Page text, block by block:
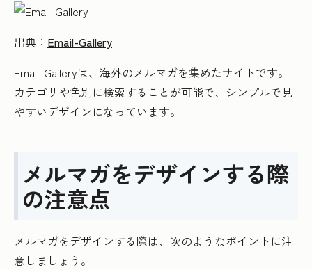
出典： Email-Gallery
Email-Galleryは、海外のメルマガを集めたサイトです。
カテゴリや色別に検索することが可能で、シンプルで見
やすいデザインになっています。
メルマガをデザインする際
の注意点
メルマガをデザインする際は、次のようなポイントに注
意しましょう。